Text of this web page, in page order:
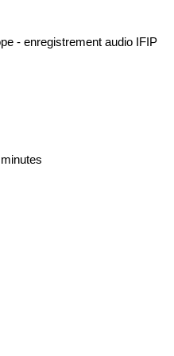
- enregistrement audio IFIP